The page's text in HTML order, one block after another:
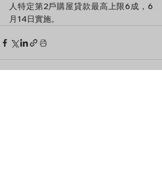
人特定第2戶購屋貸款最高上限6成，6
月14日實施。